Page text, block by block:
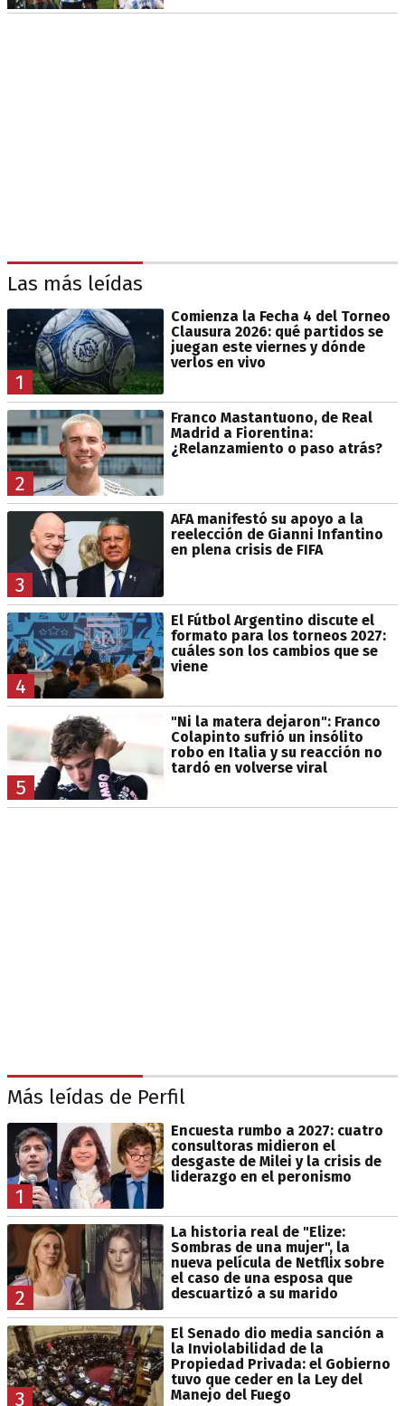
Las más leídas
1
Comienza la Fecha 4 del Torneo
Clausura 2026: qué partidos se
juegan este viernes y dónde
verlos en vivo
2
Franco Mastantuono, de Real
Madrid a Fiorentina:
¿Relanzamiento o paso atrás?
3
AFA manifestó su apoyo a la
reelección de Gianni Infantino
en plena crisis de FIFA
4
El Fútbol Argentino discute el
formato para los torneos 2027:
cuáles son los cambios que se
viene
5
"Ni la matera dejaron": Franco
Colapinto sufrió un insólito
robo en Italia y su reacción no
tardó en volverse viral
Más leídas de Perfil
1
Encuesta rumbo a 2027: cuatro
consultoras midieron el
desgaste de Milei y la crisis de
liderazgo en el peronismo
2
La historia real de "Elize:
Sombras de una mujer", la
nueva película de Netflix sobre
el caso de una esposa que
descuartizó a su marido
3
El Senado dio media sanción a
la Inviolabilidad de la
Propiedad Privada: el Gobierno
tuvo que ceder en la Ley del
Manejo del Fuego